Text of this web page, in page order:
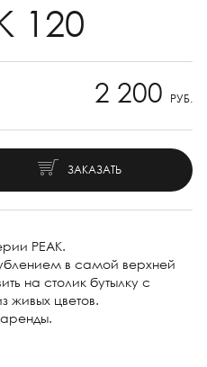
120
2 200 РУБ.
ЗАКАЗАТЬ
PEAK.
в самой верхней
на столик бутылку с
живых цветов.
аренды.